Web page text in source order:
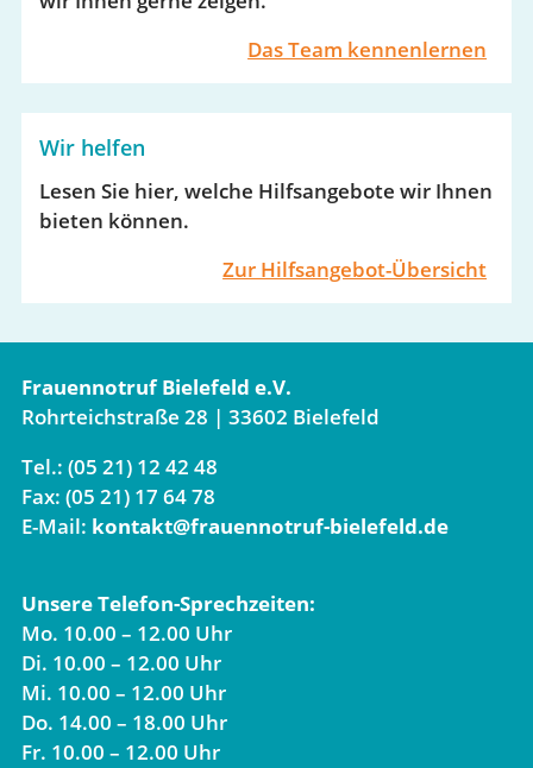
Das Team kennenlernen
Wir helfen
Lesen Sie hier, welche Hilfsangebote wir Ihnen
bieten können.
Zur Hilfsangebot-Übersicht
Frauennotruf Bielefeld e.V.
Rohrteichstraße 28 | 33602 Bielefeld
Tel.: (05 21) 12 42 48
Fax: (05 21) 17 64 78
E-Mail: kontakt@frauennotruf-bielefeld.de
Unsere Telefon-Sprechzeiten:
Mo. 10.00 – 12.00 Uhr
Di. 10.00 – 12.00 Uhr
Mi. 10.00 – 12.00 Uhr
Do. 14.00 – 18.00 Uhr
Fr. 10.00 – 12.00 Uhr